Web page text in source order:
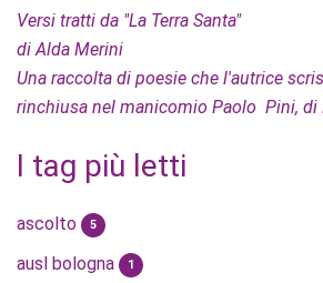
Versi tratti da "La Terra Santa"
di Alda Merini
Una raccolta di poesie che l'autrice
rinchiusa nel manicomio Paolo Pini, di
I tag più letti
ascolto 5
ausl bologna 1